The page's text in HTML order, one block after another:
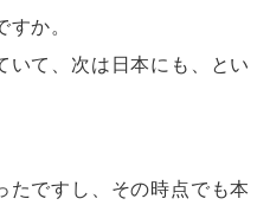
か。
て、 次は日本にも、とい
ですし、 その時点でも本